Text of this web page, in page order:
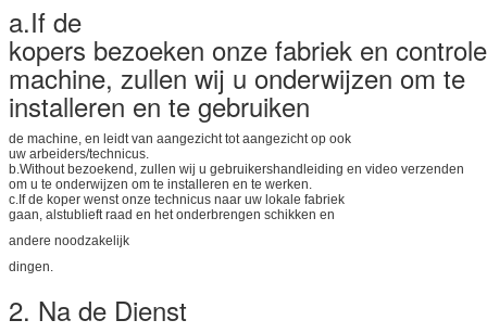
a.If de
kopers bezoeken onze fabriek en
machine, zullen wij u onderwijzen om te
installeren en te gebruiken
de machine, en leidt van aangezicht tot aangezicht op ook
uw arbeiders/technicus.
b.Without bezoekend, zullen wij u gebruikershandleiding en video verzenden
om u te onderwijzen om te installeren en te werken.
c.If de koper wenst onze technicus naar uw lokale fabriek
gaan, alstublieft raad en het onderbrengen schikken en
andere noodzakelijk
dingen.
2. Na de Dienst